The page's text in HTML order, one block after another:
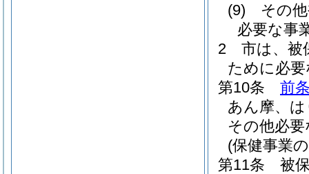
(9)
その
必要な事
2
市は、被
ために必
第10条
前
あん摩、
その他必
(保健事業
第11条
被